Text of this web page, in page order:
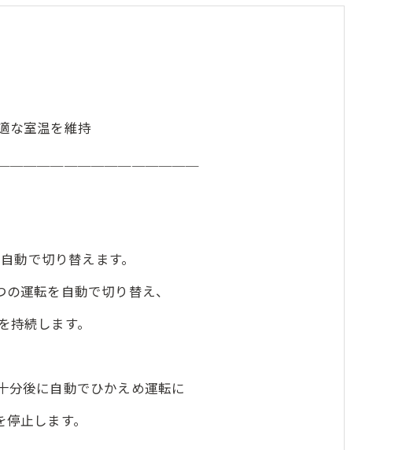
な室温を維持
動で切り替えます。
運転を自動で切り替え、
続します。
分後に自動でひかえめ運転に
止します。